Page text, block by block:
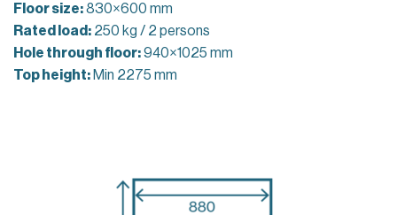
Floor size:830×600 mm
Rated load: 250 kg / 2 persons
Hole through floor:940×1025 mm
Top height: Min 2275 mm